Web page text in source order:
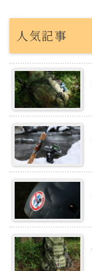
人気記事